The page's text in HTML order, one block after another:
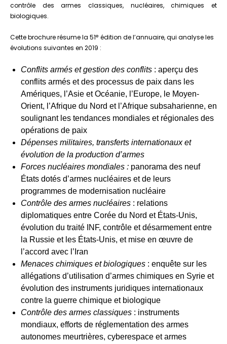
contrôle des armes classiques, nucléaires, chimiques et
biologiques.
Cette brochure résume la 51e édition de l’annuaire, qui analyse les
évolutions suivantes en 2019 :
Conflits armés et gestion des conflits : aperçu des
conflits armés et des processus de paix dans les
Amériques, l’Asie et Océanie, l’Europe, le Moyen-
Orient, l’Afrique du Nord et l’Afrique subsaharienne, en
soulignant les tendances mondiales et régionales des
opérations de paix
Dépenses militaires, transferts internationaux et
évolution de la production d’armes
Forces nucléaires mondiales : panorama des neuf
États dotés d’armes nucléaires et de leurs
programmes de modernisation nucléaire
Contrôle des armes nucléaires : relations
diplomatiques entre Corée du Nord et États-Unis,
évolution du traité INF, contrôle et désarmement entre
la Russie et les États-Unis, et mise en œuvre de
l’accord avec l’Iran
Menaces chimiques et biologiques : enquête sur les
allégations d’utilisation d’armes chimiques en Syrie et
évolution des instruments juridiques internationaux
contre la guerre chimique et biologique
Contrôle des armes classiques : instruments
mondiaux, efforts de réglementation des armes
autonomes meurtrières, cyberespace et armes